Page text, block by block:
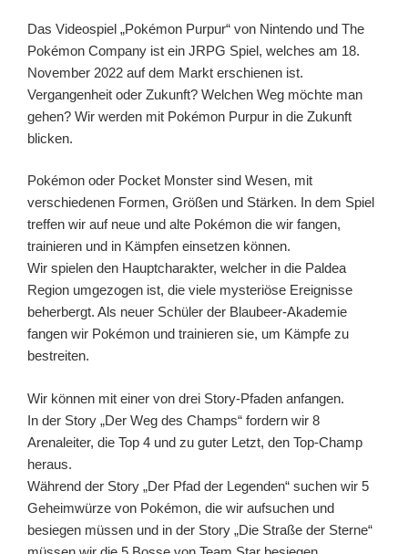
Das Videospiel „Pokémon Purpur“ von Nintendo und The
Pokémon Company ist ein JRPG Spiel, welches am 18.
November 2022 auf dem Markt erschienen ist.
Vergangenheit oder Zukunft? Welchen Weg möchte man
gehen? Wir werden mit Pokémon Purpur in die Zukunft
blicken.
Pokémon oder Pocket Monster sind Wesen, mit
verschiedenen Formen, Größen und Stärken. In dem Spiel
treffen wir auf neue und alte Pokémon die wir fangen,
trainieren und in Kämpfen einsetzen können.
Wir spielen den Hauptcharakter, welcher in die Paldea
Region umgezogen ist, die viele mysteriöse Ereignisse
beherbergt. Als neuer Schüler der Blaubeer-Akademie
fangen wir Pokémon und trainieren sie, um Kämpfe zu
bestreiten.
Wir können mit einer von drei Story-Pfaden anfangen.
In der Story „Der Weg des Champs“ fordern wir 8
Arenaleiter, die Top 4 und zu guter Letzt, den Top-Champ
heraus.
Während der Story „Der Pfad der Legenden“ suchen wir 5
Geheimwürze von Pokémon, die wir aufsuchen und
besiegen müssen und in der Story „Die Straße der Sterne“